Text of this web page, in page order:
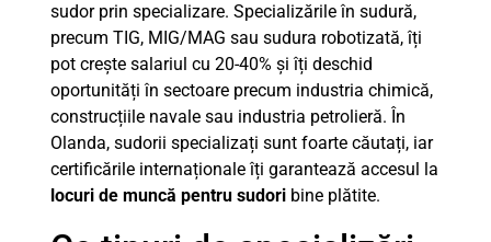
sudor prin specializare. Specializările în sudură,
precum TIG, MIG/MAG sau sudura robotizată, îți
pot crește salariul cu 20-40% și îți deschid
oportunități în sectoare precum industria chimică,
construcțiile navale sau industria petrolieră. În
Olanda, sudorii specializați sunt foarte căutați, iar
certificările internaționale îți garantează accesul la
locuri de muncă pentru sudori bine plătite.